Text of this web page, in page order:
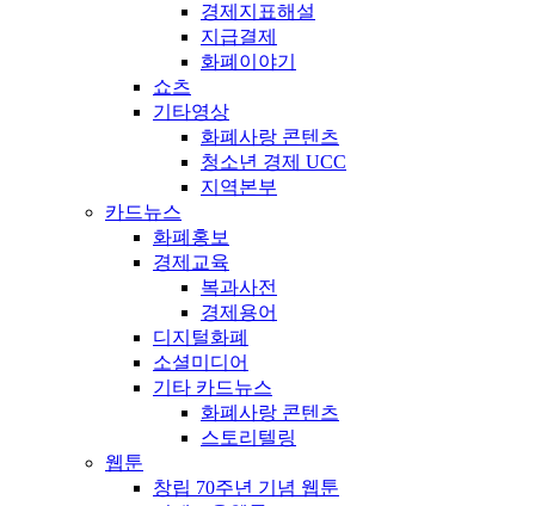
경제지표해설
지급결제
화폐이야기
쇼츠
기타영상
화폐사랑 콘텐츠
청소년 경제 UCC
지역본부
카드뉴스
화폐홍보
경제교육
복과사전
경제용어
디지털화폐
소셜미디어
기타 카드뉴스
화폐사랑 콘텐츠
스토리텔링
웹툰
창립 70주년 기념 웹툰